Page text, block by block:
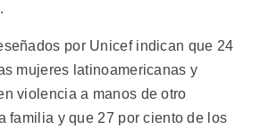
por Unicef indican que 24
mujeres latinoamericanas y
violencia a manos de otro
familia y que 27 por ciento de los